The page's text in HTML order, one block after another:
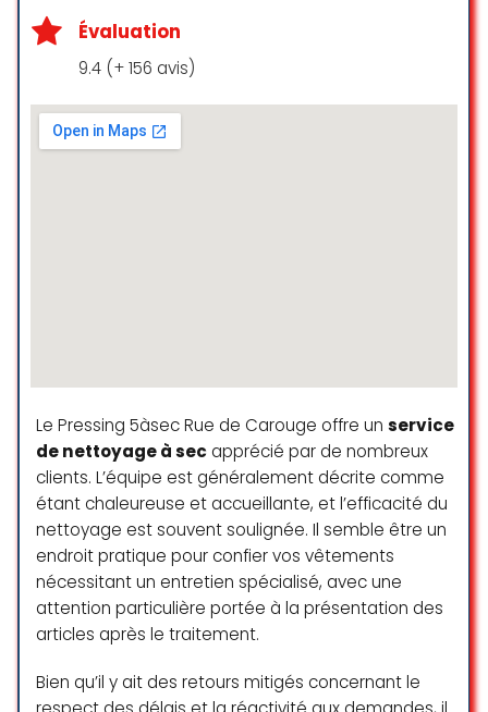
Évaluation
9.4 (+ 156 avis)
Le Pressing 5àsec Rue de Carouge offre un service
de nettoyage à sec apprécié par de nombreux
clients. L’équipe est généralement décrite comme
étant chaleureuse et accueillante, et l’efficacité du
nettoyage est souvent soulignée. Il semble être un
endroit pratique pour confier vos vêtements
nécessitant un entretien spécialisé, avec une
attention particulière portée à la présentation des
articles après le traitement.
Bien qu’il y ait des retours mitigés concernant le